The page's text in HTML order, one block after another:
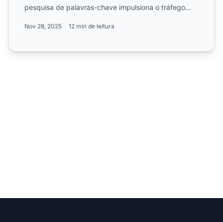
pesquisa de palavras-chave impulsiona o tráfego
Nov 28, 2025 12 min de leitura